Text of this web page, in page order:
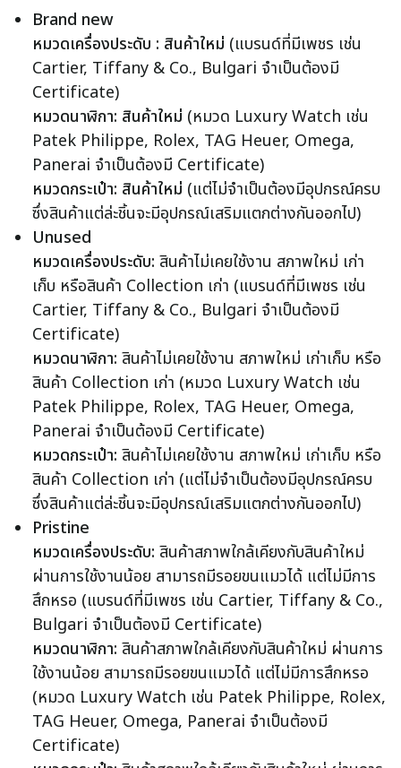
Brand new
หมวดเครื่องประดับ : สินค้าใหม่ (แบรนด์ที่มีเพชร เช่น
Cartier, Tiffany & Co., Bulgari จำเป็นต้องมี
Certificate)
หมวดนาฬิกา: สินค้าใหม่ (หมวด Luxury Watch เช่น
Patek Philippe, Rolex, TAG Heuer, Omega,
Panerai จำเป็นต้องมี Certificate)
หมวดกระเป๋า: สินค้าใหม่ (แต่ไม่จำเป็นต้องมีอุปกรณ์ครบ
ซึ่งสินค้าแต่ล่ะชิ้นจะมีอุปกรณ์เสริมแตกต่างกันออกไป)
Unused
หมวดเครื่องประดับ: สินค้าไม่เคยใช้งาน สภาพใหม่ เก่า
เก็บ หรือสินค้า Collection เก่า (แบรนด์ที่มีเพชร เช่น
Cartier, Tiffany & Co., Bulgari จำเป็นต้องมี
Certificate)
หมวดนาฬิกา: สินค้าไม่เคยใช้งาน สภาพใหม่ เก่าเก็บ หรือ
สินค้า Collection เก่า (หมวด Luxury Watch เช่น
Patek Philippe, Rolex, TAG Heuer, Omega,
Panerai จำเป็นต้องมี Certificate)
หมวดกระเป๋า: สินค้าไม่เคยใช้งาน สภาพใหม่ เก่าเก็บ หรือ
สินค้า Collection เก่า (แต่ไม่จำเป็นต้องมีอุปกรณ์ครบ
ซึ่งสินค้าแต่ล่ะชิ้นจะมีอุปกรณ์เสริมแตกต่างกันออกไป)
Pristine
หมวดเครื่องประดับ: สินค้าสภาพใกล้เคียงกับสินค้าใหม่
ผ่านการใช้งานน้อย สามารถมีรอยขนแมวได้ แต่ไม่มีการ
สึกหรอ (แบรนด์ที่มีเพชร เช่น Cartier, Tiffany & Co.,
Bulgari จำเป็นต้องมี Certificate)
หมวดนาฬิกา: สินค้าสภาพใกล้เคียงกับสินค้าใหม่ ผ่านการ
ใช้งานน้อย สามารถมีรอยขนแมวได้ แต่ไม่มีการสึกหรอ
(หมวด Luxury Watch เช่น Patek Philippe, Rolex,
TAG Heuer, Omega, Panerai จำเป็นต้องมี
Certificate)